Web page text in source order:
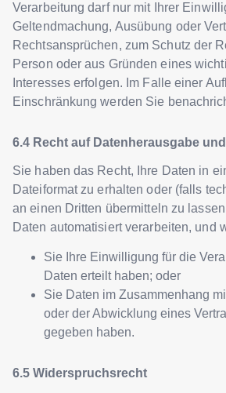
Verarbeitung darf nur mit Ihrer
Geltendmachung, Ausübung oder
Rechtsansprüchen, zum Schutz der
Person oder aus Gründen eines
Interesses erfolgen. Im Falle einer
Einschränkung werden Sie
Recht auf Datenherausgabe
Sie haben das Recht, Ihre Daten in
Dateiformat zu erhalten oder (falls
an einen Dritten übermitteln zu
Daten automatisiert verarbeiten, und
Sie Ihre Einwilligung für die
Daten erteilt haben; oder
Sie Daten im Zusammenhang
oder der Abwicklung eines
gegeben haben.
Widerspruchsrecht